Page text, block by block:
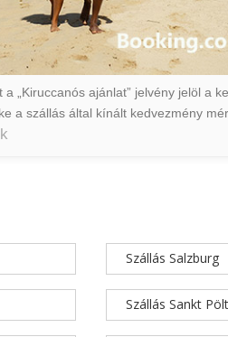
„Kiruccanós ajánlat” jelvény jelöl a
a szállás által kínált kedvezmény
Szállás Salzburg
Szállás Sankt